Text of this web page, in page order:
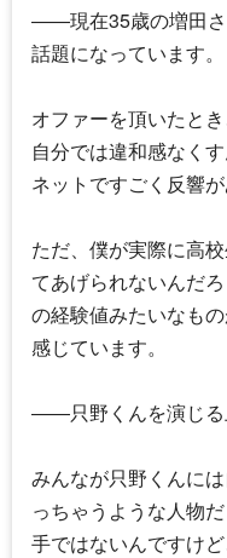
――現在35歳の増田さ
話題になっています。
オファーを頂いたと
自分では違和感なく
ネットですごく反響が
ただ、僕が実際に高
てあげられないんだ
の経験値みたいなも
感じています。
――只野くんを演じる
みんなが只野くんに
っちゃうような人物
手ではないんですけ